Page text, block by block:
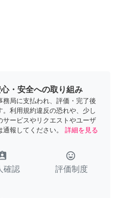
・安全への取り組み
務局に支払われ、評価・完了後
。利用規約違反の恐れや、少し
サービスやリクエストやユーザ
報してください。
詳細を見る
確認
tag_faces
評価制度